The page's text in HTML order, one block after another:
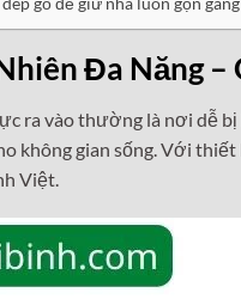
Đa Năng –
ra vào thường là nơi dễ
không gian sống. Với
Việt.